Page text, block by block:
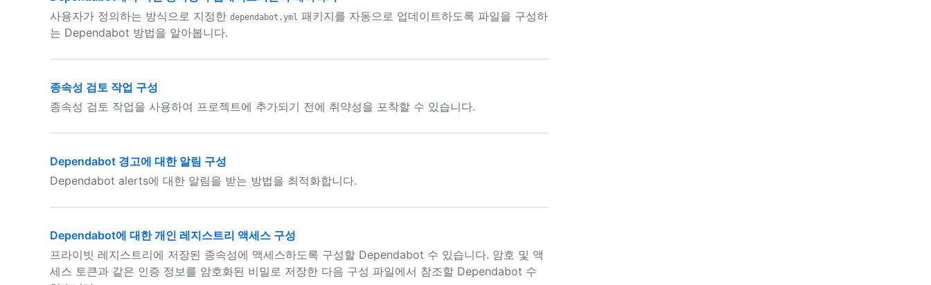
사용자가 정의하는 방식으로 지정한 dependabot.yml 패키지를 자동으로 업데이트하도록 파일을 구성하
는 Dependabot 방법을 알아봅니다.
종속성 검토 작업 구성
종속성 검토 작업을 사용하여 프로젝트에 추가되기 전에 취약성을 포착할 수 있습니다.
Dependabot 경고에 대한 알림 구성
Dependabot alerts에 대한 알림을 받는 방법을 최적화합니다.
Dependabot에 대한 개인 레지스트리 액세스 구성
프라이빗 레지스트리에 저장된 종속성에 액세스하도록 구성할 Dependabot 수 있습니다. 암호 및 액
세스 토큰과 같은 인증 정보를 암호화된 비밀로 저장한 다음 구성 파일에서 참조할 Dependabot 수